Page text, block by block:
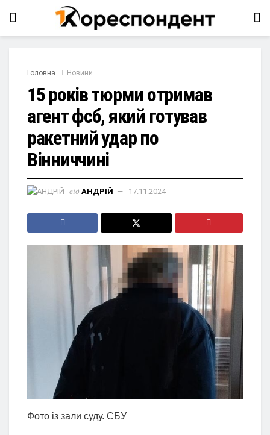
Головна Новини
15 років тюрми отримав
агент фсб, який готував
ракетний удар по
Вінниччині
від АНДРІЙ 17.11.2024
Фото із зали суду. СБУ